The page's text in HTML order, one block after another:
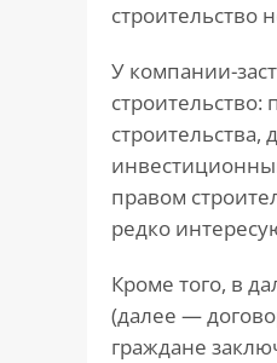
строительство
У компании-
строительства,
правом
редко
Кроме того, в
(далее —
граждане